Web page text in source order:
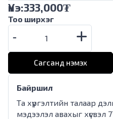
Үнэ:333,000₮
Тоо ширхэг
Сагсанд нэмэх
Байршил
Та хүргэлтийн талаар
мэдээлэл авахыг хүсвэл